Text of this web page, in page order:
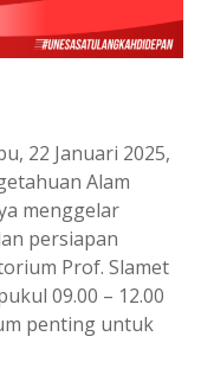
22 Januari 2025,
Alam
menggelar
persiapan
Prof. Slamet
09.00 – 12.00
penting untuk